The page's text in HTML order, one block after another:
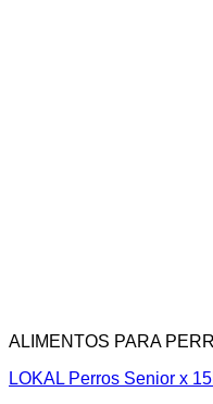
ALIMENTOS PARA
LOKAL Perros Senior x